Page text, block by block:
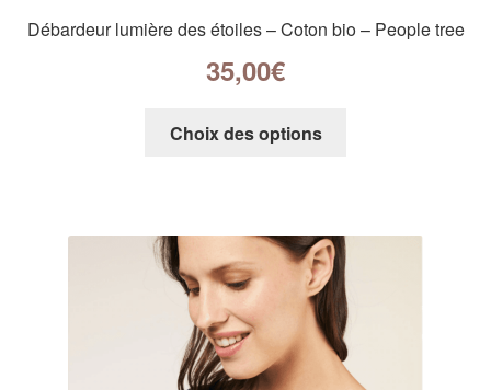
Débardeur lumière des étoiles – Coton bio – People tree
35,00€
Choix des options